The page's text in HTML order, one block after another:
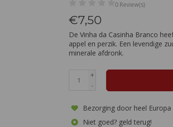
0 Review(s)
€7,50
De Vinha da Casinha Branco
appel en perzik. Een levendige
minerale afdronk.
+
-
Bezorging door heel Europa
Niet goed? geld terug!